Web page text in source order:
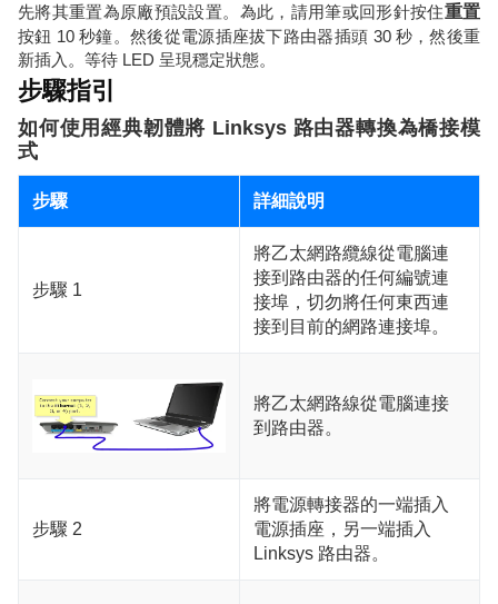
先將其重置為原廠預設設置。為此，請用筆或回形針按住重置
按鈕 10 秒鐘。然後從電源插座拔下路由器插頭 30 秒，然後重
新插入。等待 LED 呈現穩定狀態。
步驟指引
如何使用經典韌體將 Linksys 路由器轉換為橋接模
式
步驟 詳細說明
步驟 1
將乙太網路纜線從電腦連
接到路由器的任何編號連
接埠，切勿將任何東西連
接到目前的網路連接埠。
將乙太網路線從電腦連接
到路由器。
步驟 2
將電源轉接器的一端插入
電源插座，另一端插入
Linksys 路由器。